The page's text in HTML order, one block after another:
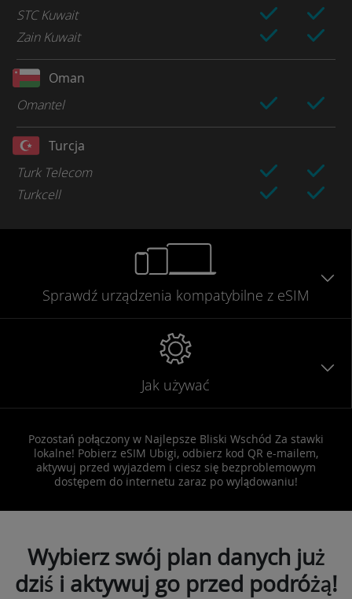
STC Kuwait
Zain Kuwait
Oman
Omantel
Turcja
Turk Telecom
Turkcell
Sprawdź urządzenia kompatybilne z eSIM
Jak używać
Pozostań połączony w Najlepsze Bliski Wschód Za stawki
lokalne! Pobierz eSIM Ubigi, odbierz kod QR e-mailem,
aktywuj przed wyjazdem i ciesz się bezproblemowym
dostępem do internetu zaraz po wylądowaniu!
Wybierz swój plan danych już
dziś i aktywuj go przed podróżą!